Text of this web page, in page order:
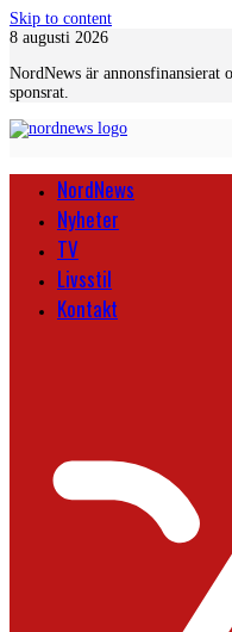
Skip to content
8 augusti 2026
NordNews är annonsfinansierat
sponsrat.
NordNews
Nyheter
TV
Livsstil
Kontakt